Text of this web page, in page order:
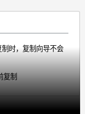
制时，复制向导不会
复制